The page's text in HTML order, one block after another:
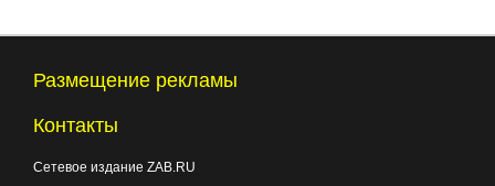
Размещение рекламы
Контакты
Сетевое издание ZAB.RU